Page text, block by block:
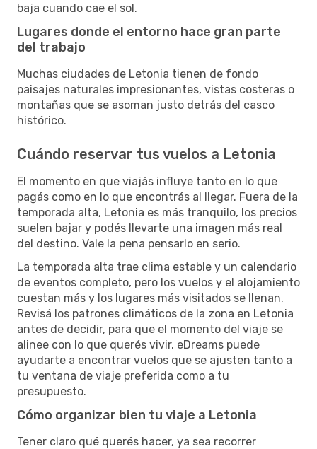
baja cuando cae el sol.
Lugares donde el entorno hace gran parte
del trabajo
Muchas ciudades de Letonia tienen de fondo
paisajes naturales impresionantes, vistas costeras o
montañas que se asoman justo detrás del casco
histórico.
Cuándo reservar tus vuelos a Letonia
El momento en que viajás influye tanto en lo que
pagás como en lo que encontrás al llegar. Fuera de la
temporada alta, Letonia es más tranquilo, los precios
suelen bajar y podés llevarte una imagen más real
del destino. Vale la pena pensarlo en serio.
La temporada alta trae clima estable y un calendario
de eventos completo, pero los vuelos y el alojamiento
cuestan más y los lugares más visitados se llenan.
Revisá los patrones climáticos de la zona en Letonia
antes de decidir, para que el momento del viaje se
alinee con lo que querés vivir. eDreams puede
ayudarte a encontrar vuelos que se ajusten tanto a
tu ventana de viaje preferida como a tu
presupuesto.
Cómo organizar bien tu viaje a Letonia
Tener claro qué querés hacer, ya sea recorrer